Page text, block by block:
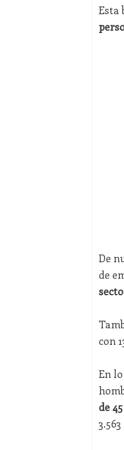
Esta
De
de
con
En
de